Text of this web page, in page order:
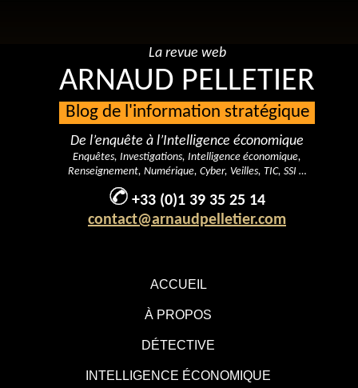
ACCUEIL
À PROPOS
DÉTECTIVE
INTELLIGENCE ÉCONOMIQUE
La revue web
ARNAUD PELLETIER
Blog de l'information stratégique
De l’enquête à l’Intelligence économique
Enquêtes, Investigations, Intelligence économique,
Renseignement, Numérique, Cyber, Veilles, TIC, SSI …
+33 (0)1 39 35 25 14
contact@arnaudpelletier.com